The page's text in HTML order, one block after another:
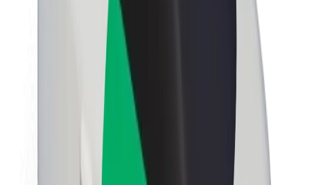
ნულოვანი პროექტი
სიახლეები
ბრენდის გზამკვლევი
ინვესტორებთან ურთიერთობა
ლიდერობა